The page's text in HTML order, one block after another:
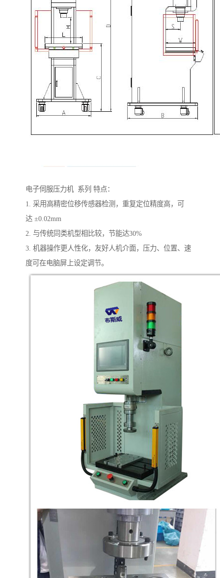
电子伺服压力机 系列 特点：
1. 采用高精密位移传感器检测，重复定位精度高，可
达 ±0.02mm
2. 与传统同类机型相比较，节能达30%
3. 机器操作更人性化，友好人机介面，压力、位置、速
度可在电脑屏上设定调节。